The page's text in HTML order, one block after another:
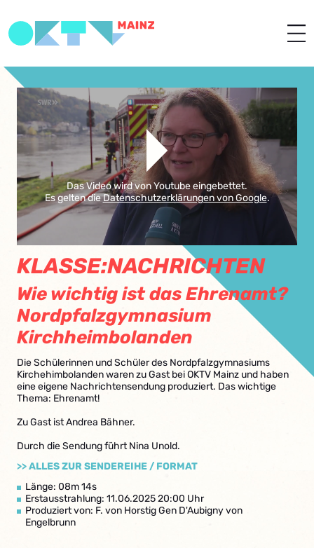
Das Video wird von Youtube eingebettet.
Es gelten dieDatenschutzerklärungen von Google.
KLASSE:NACHRICHTEN
Wie wichtig ist das Ehrenamt?
Nordpfalzgymnasium
Kirchheimbolanden
Die Schülerinnen und Schüler des Nordpfalzgymnasiums
Kirchehimbolanden waren zu Gast bei OKTV Mainz und haben
eine eigene Nachrichtensendung produziert. Das wichtige
Thema: Ehrenamt!
Zu Gast ist Andrea Bähner.
Durch die Sendung führt Nina Unold.
>> ALLES ZUR SENDEREIHE / FORMAT
Länge: 08m 14s
Erstausstrahlung: 11.06.2025 20:00 Uhr
Produziert von: F. von Horstig Gen D'Aubigny von
Engelbrunn